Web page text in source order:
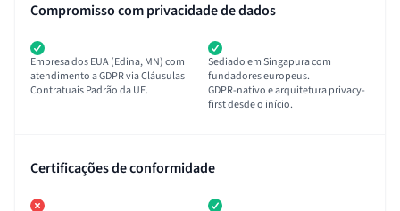
Compromisso com privacidade de dados
Empresa dos EUA (Edina, MN) com
atendimento a GDPR via Cláusulas
Contratuais Padrão da UE.
Sediado em Singapura com
fundadores europeus.
GDPR-nativo e arquitetura privacy-
first desde o início.
Certificações de conformidade